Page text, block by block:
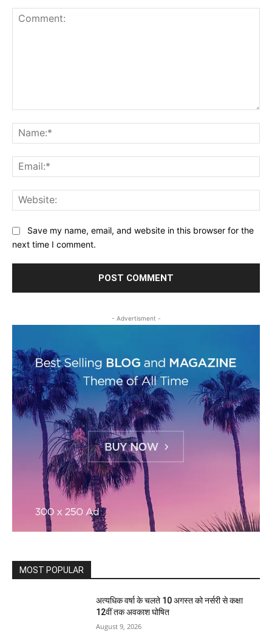
Save my name, email, and website in this browser for the
next time I comment.
- Advertisment -
MOST POPULAR
अत्यधिक वर्षा के चलते 10 अगस्त को नर्सरी से कक्षा
12वीं तक अवकाश घोषित
August 9, 2026